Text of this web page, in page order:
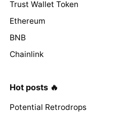
Trust Wallet Token
Ethereum
BNB
Chainlink
Hot posts 🔥
Potential Retrodrops